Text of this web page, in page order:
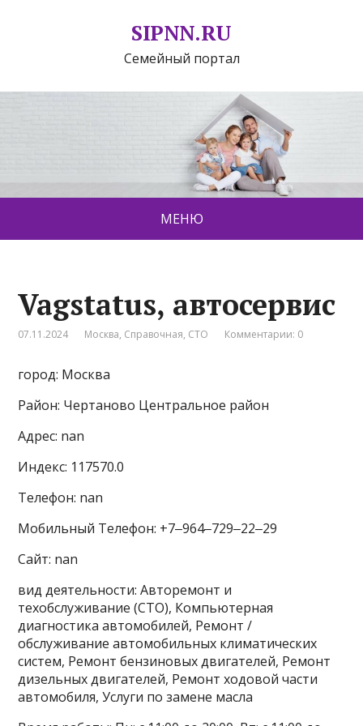
SIPNN.RU
Семейный портал
МЕНЮ
Vagstatus, автосервис
07.11.2024 Москва, Справочная, СТО Комментарии: 0
город: Москва
Район: Чертаново Центральное район
Адрес: nan
Индекс: 117570.0
Телефон: nan
Мобильный Телефон: +7‒964‒729‒22‒29
Сайт: nan
вид деятельности: Авторемонт и
техобслуживание (СТО), Компьютерная
диагностика автомобилей, Ремонт /
обслуживание автомобильных климатических
систем, Ремонт бензиновых двигателей, Ремонт
дизельных двигателей, Ремонт ходовой части
автомобиля, Услуги по замене масла